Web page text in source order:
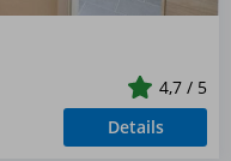
4,7 / 5
Details